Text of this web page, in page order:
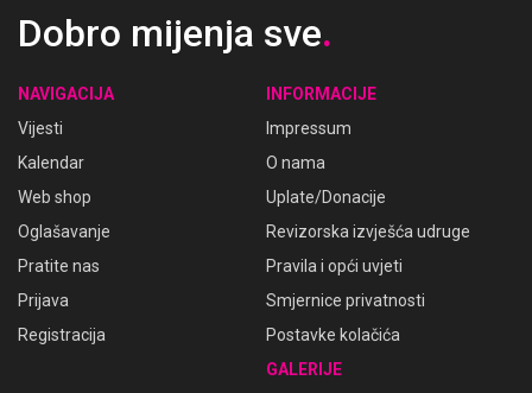
Dobro mijenja sve.
NAVIGACIJA
Vijesti
Kalendar
Web shop
Oglašavanje
Pratite nas
Prijava
Registracija
INFORMACIJE
Impressum
O nama
Uplate/Donacije
Revizorska izvješća udruge
Pravila i opći uvjeti
Smjernice privatnosti
Postavke kolačića
GALERIJE